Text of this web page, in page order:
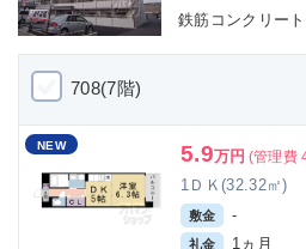
鉄筋コンクリート
708(7階)
NEW 5.9万円 (管理費
1ＤＫ(32.32㎡)
敷金 -
礼金 1ヵ月